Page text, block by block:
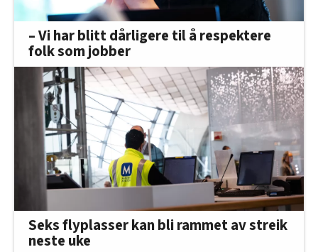
– Vi har blitt dårligere til å respektere
folk som jobber
Seks flyplasser kan bli rammet av streik
neste uke